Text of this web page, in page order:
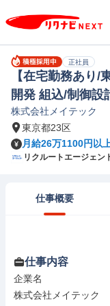
正社員
【在宅勤務あり/
開発 組込/制御設
株式会社メイテック
東京都23区
月給26万1100円以
リクルートエージェン
仕事概要
仕事内容
企業名
株式会社メイテック